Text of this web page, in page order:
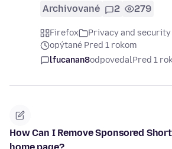
Archivované 2 279
Firefox
Privacy and security
opýtané Pred 1 rokom
lfucanan8odpovedalPred 1
How Can I Remove Sponsored